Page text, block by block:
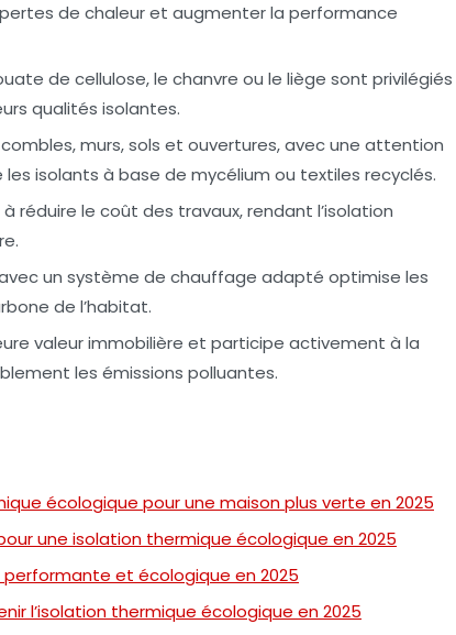
de chaleur et augmenter la performance
de cellulose, le chanvre ou le liège sont privilégiés
qualités isolantes.
murs, sols et ouvertures, avec une attention
isolants à base de mycélium ou textiles recyclés.
réduire le coût des travaux, rendant l’isolation
un système de chauffage adapté optimise les
de l’habitat.
valeur immobilière et participe activement à la
les émissions polluantes.
écologique pour une maison plus verte en 2025
une isolation thermique écologique en 2025
et écologique en 2025
l’isolation thermique écologique en 2025